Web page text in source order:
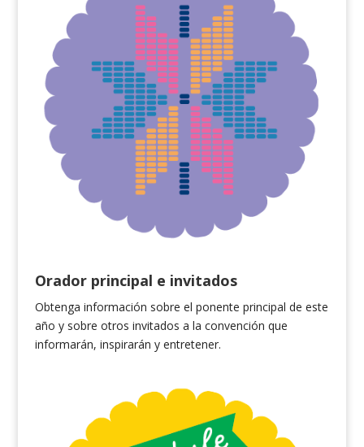
Orador principal e invitados
Obtenga información sobre el ponente principal de este
año y sobre otros invitados a la convención que
informarán, inspirarán y entretener.